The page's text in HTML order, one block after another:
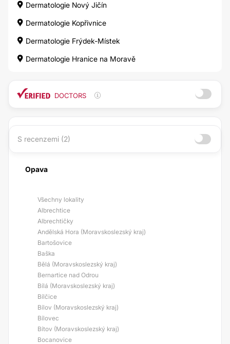
Dermatologie Nový Jičín
Dermatologie Kopřivnice
Dermatologie Frýdek-Místek
Dermatologie Hranice na Moravě
DOCTORS
S recenzemi (2)
Opava
Všechny lokality
Albrechtice
Albrechtičky
Andělská Hora (Moravskoslezský kraj)
Bartošovice
Baška
Bělá (Moravskoslezský kraj)
Bernartice nad Odrou
Bílá (Moravskoslezský kraj)
Bílčice
Bílov (Moravskoslezský kraj)
Bílovec
Bítov (Moravskoslezský kraj)
Bocanovice